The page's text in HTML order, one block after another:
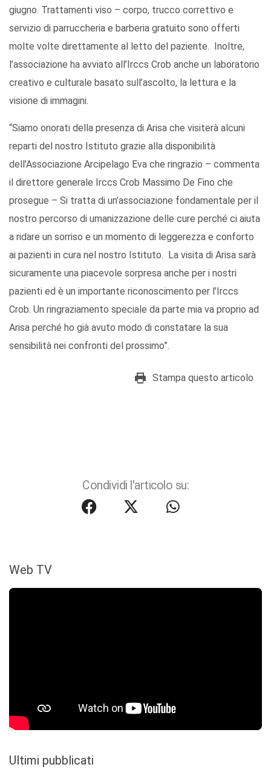
giugno. Trattamenti viso – corpo, trucco correttivo e
servizio di parruccheria e barberia gratuito sono offerti
molte volte direttamente al letto del paziente. Inoltre,
l’associazione ha avviato all’Irccs Crob anche un laboratorio
creativo e culturale basato sull’ascolto, la lettura e la
visione di immagini.
“Siamo onorati della presenza di Arisa che visiterà alcuni
reparti del nostro Istituto grazie alla disponibilità
dell’Associazione Arcipelago Eva che ringrazio – commenta
il direttore generale Irccs Crob Massimo De Fino che
prosegue – Si tratta di un’associazione fondamentale per il
nostro percorso di umanizzazione delle cure perché ci aiuta
a ridare un sorriso e un momento di leggerezza e conforto
ai pazienti in cura nel nostro Istituto. La visita di Arisa sarà
sicuramente una piacevole sorpresa anche per i nostri
pazienti ed è un importante riconoscimento per l’Irccs
Crob. Un ringraziamento speciale da parte mia va proprio ad
Arisa perché ho già avuto modo di constatare la sua
sensibilità nei confronti del prossimo”.
Stampa questo articolo
Condividi l'articolo su:
Web TV
Ultimi pubblicati